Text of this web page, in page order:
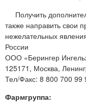
Получить
также направить свои
нежелательных
России
ООО «Берингер
125171, Москва,
Тел/Факс: 8 800 700 99
Фармгруппа: